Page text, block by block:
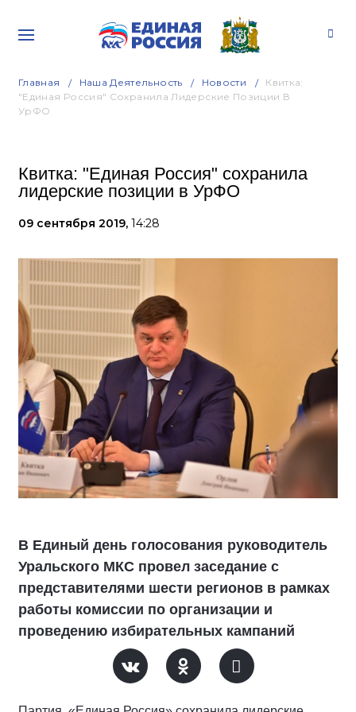
Главная Наша Деятельность Новости
Квитка:
"Единая Россия" Сохранила Лидерские Позиции В
УрФО
Квитка: "Единая Россия" сохранила
лидерские позиции в УрФО
09 сентября 2019, 14:28
В Единый день голосования руководитель
Уральского МКС провел заседание с
представителями шести регионов в рамках
работы комиссии по организации и
проведению избирательных кампаний